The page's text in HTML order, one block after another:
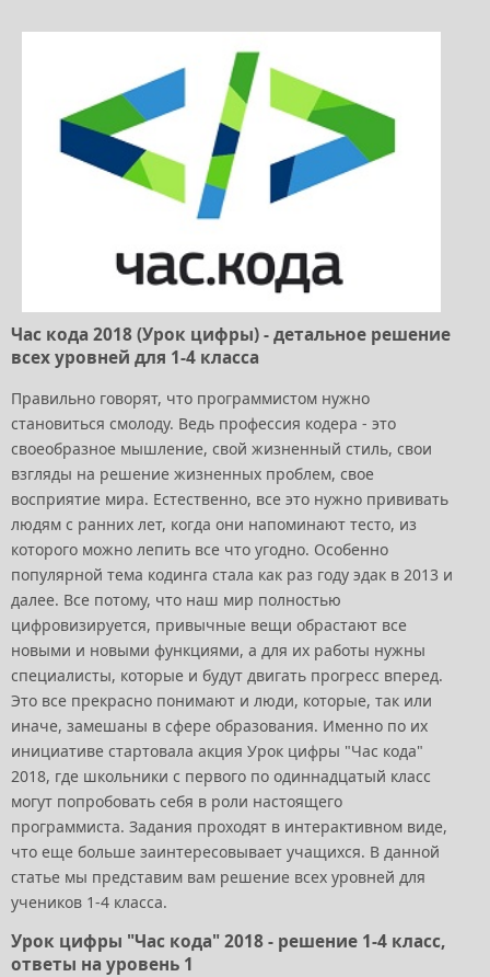
Час кода 2018 (Урок цифры) - детальное решение
всех уровней для 1-4 класса
Правильно говорят, что программистом нужно
становиться смолоду. Ведь профессия кодера - это
своеобразное мышление, свой жизненный стиль, свои
взгляды на решение жизненных проблем, свое
восприятие мира. Естественно, все это нужно прививать
людям с ранних лет, когда они напоминают тесто, из
которого можно лепить все что угодно. Особенно
популярной тема кодинга стала как раз году эдак в 2013 и
далее. Все потому, что наш мир полностью
цифровизируется, привычные вещи обрастают все
новыми и новыми функциями, а для их работы нужны
специалисты, которые и будут двигать прогресс вперед.
Это все прекрасно понимают и люди, которые, так или
иначе, замешаны в сфере образования. Именно по их
инициативе стартовала акция Урок цифры "Час кода"
2018, где школьники с первого по одиннадцатый класс
могут попробовать себя в роли настоящего
программиста. Задания проходят в интерактивном виде,
что еще больше заинтересовывает учащихся. В данной
статье мы представим вам решение всех уровней для
учеников 1-4 класса.
Урок цифры "Час кода" 2018 - решение 1-4 класс,
ответы на уровень 1